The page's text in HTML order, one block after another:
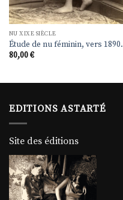
NU XIXE SIÈCLE
Étude de nu féminin, vers 1890.
80,00€
EDITIONS ASTARTÉ
Site des éditions